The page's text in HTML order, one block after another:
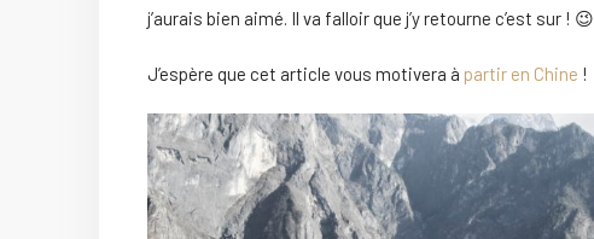
j’aurais bien aimé. Il va falloir que j’y retourne c’est sur ! 😉
J’espère que cet article vous motivera à partir en Chine !